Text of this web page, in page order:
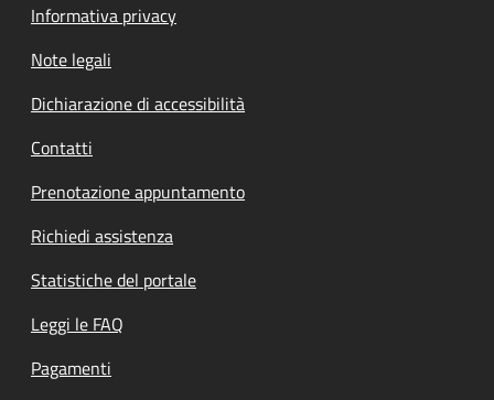
Informativa privacy
Note legali
Dichiarazione di accessibilità
Contatti
Prenotazione appuntamento
Richiedi assistenza
Statistiche del portale
Leggi le FAQ
Pagamenti